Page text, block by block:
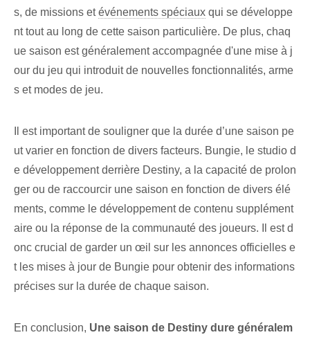
s, de missions etévénements spéciaux qui se développe
nt tout au long de cette saison particulière. De plus, chaq
ue saison est généralement accompagnée d'une mise à j
our du jeu qui introduit de nouvelles fonctionnalités, arme
s et modes de jeu.
Il est important de souligner que la durée d’une saison pe
ut varier en fonction de divers facteurs. Bungie, le studio d
e développement derrière Destiny, a la capacité de prolon
ger ou de raccourcir une saison en fonction de divers élé
ments, comme le développement de contenu supplément
aire ou la réponse de la communauté des joueurs. Il est d
onc crucial de garder un œil sur les annonces officielles e
t les mises à jour de Bungie pour obtenir des informations
précises sur la durée de chaque saison.
En conclusion, Une saison de Destiny dure généralem